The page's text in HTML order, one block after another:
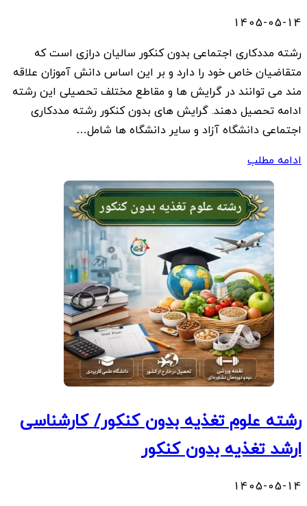
1405-05-14
رشته مددکاری اجتماعی بدون کنکور سالیان درازی است که
متقاضیان خاص خود را دارد و بر این اساس دانش آموزان علاقه
مند می توانند در گرایش ها و مقاطع مختلف تحصیلی این رشته
ادامه تحصیل دهند. گرایش های بدون کنکور رشته مددکاری
اجتماعی دانشگاه آزاد و سایر دانشگاه ها شامل…
ادامه مطلب
رشته علوم تغذیه بدون کنکور/ کارشناسی
ارشد تغذیه بدون کنکور
1405-05-14